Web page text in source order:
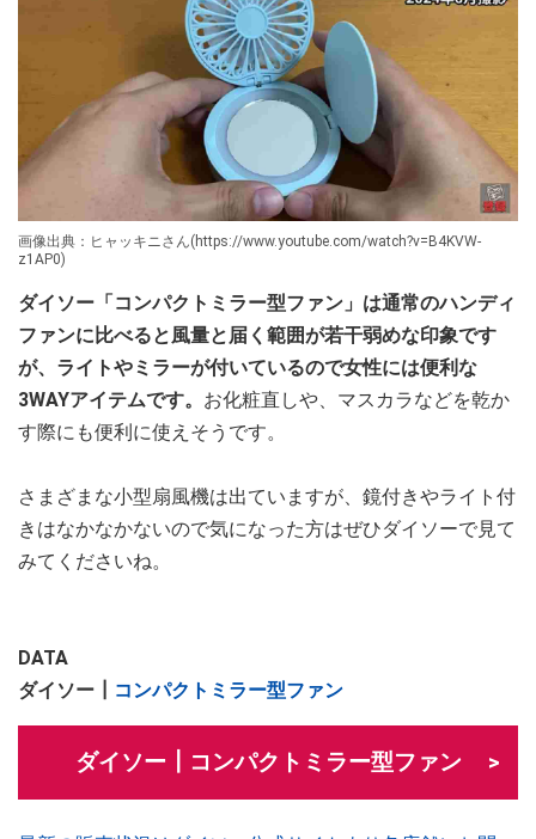
画像出典：ヒャッキニさん(https://www.youtube.com/watch?v=B4KVW-
z1AP0)
ダイソー「コンパクトミラー型ファン」は通常のハンディ
ファンに比べると風量と届く範囲が若干弱めな印象です
が、ライトやミラーが付いているので女性には便利な
3WAYアイテムです。 お化粧直しや、マスカラなどを乾か
す際にも便利に使えそうです。
さまざまな小型扇風機は出ていますが、鏡付きやライト付
きはなかなかないので気になった方はぜひダイソーで見て
みてくださいね。
DATA
ダイソー┃
コンパクトミラー型ファン
ダイソー┃コンパクトミラー型ファン